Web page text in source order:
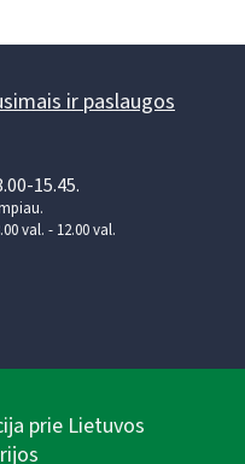
ir paslaugos
15.45.
val. - 12.00 val.
prie Lietuvos